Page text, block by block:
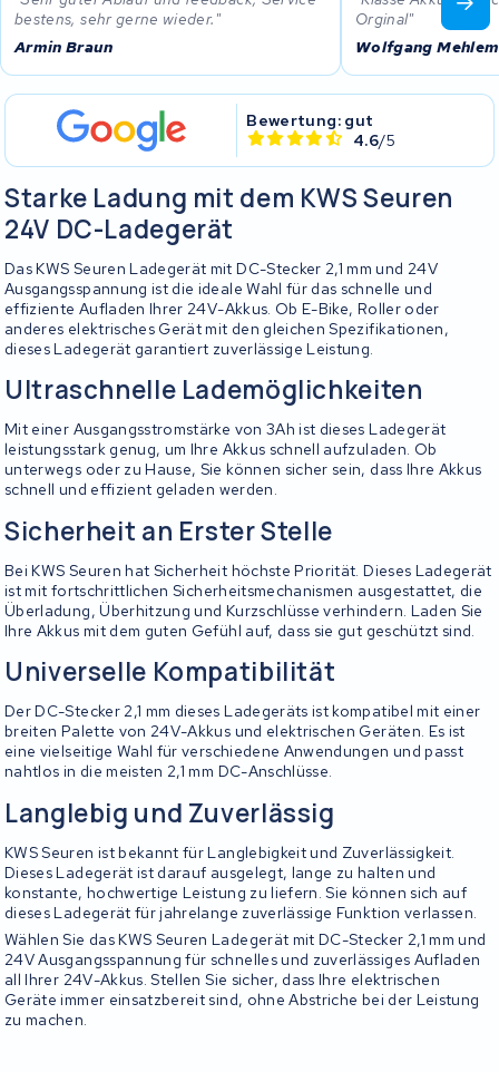
bestens, sehr gerne wieder.
Armin Braun
Orginal
Wolfgang Mehlem
Bewertung: gut
4.6/5
Starke Ladung mit dem KWS Seuren
24V DC-Ladegerät
Das KWS Seuren Ladegerät mit DC-Stecker 2,1 mm und 24V
Ausgangsspannung ist die ideale Wahl für das schnelle und
effiziente Aufladen Ihrer 24V-Akkus. Ob E-Bike, Roller oder
anderes elektrisches Gerät mit den gleichen Spezifikationen,
dieses Ladegerät garantiert zuverlässige Leistung.
Ultraschnelle Lademöglichkeiten
Mit einer Ausgangsstromstärke von 3Ah ist dieses Ladegerät
leistungsstark genug, um Ihre Akkus schnell aufzuladen. Ob
unterwegs oder zu Hause, Sie können sicher sein, dass Ihre Akkus
schnell und effizient geladen werden.
Sicherheit an Erster Stelle
Bei KWS Seuren hat Sicherheit höchste Priorität. Dieses Ladegerät
ist mit fortschrittlichen Sicherheitsmechanismen ausgestattet, die
Überladung, Überhitzung und Kurzschlüsse verhindern. Laden Sie
Ihre Akkus mit dem guten Gefühl auf, dass sie gut geschützt sind.
Universelle Kompatibilität
Der DC-Stecker 2,1 mm dieses Ladegeräts ist kompatibel mit einer
breiten Palette von 24V-Akkus und elektrischen Geräten. Es ist
eine vielseitige Wahl für verschiedene Anwendungen und passt
nahtlos in die meisten 2,1 mm DC-Anschlüsse.
Langlebig und Zuverlässig
KWS Seuren ist bekannt für Langlebigkeit und Zuverlässigkeit.
Dieses Ladegerät ist darauf ausgelegt, lange zu halten und
konstante, hochwertige Leistung zu liefern. Sie können sich auf
dieses Ladegerät für jahrelange zuverlässige Funktion verlassen.
Wählen Sie das KWS Seuren Ladegerät mit DC-Stecker 2,1 mm und
24V Ausgangsspannung für schnelles und zuverlässiges Aufladen
all Ihrer 24V-Akkus. Stellen Sie sicher, dass Ihre elektrischen
Geräte immer einsatzbereit sind, ohne Abstriche bei der Leistung
zu machen.